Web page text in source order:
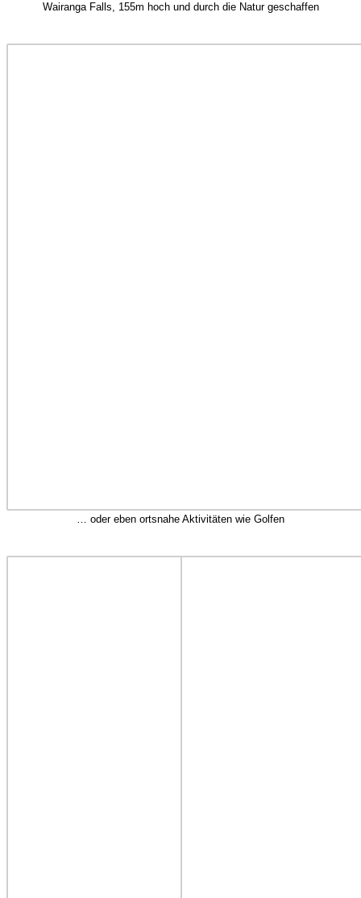
Wairanga Falls, 155m hoch und durch die Natur geschaffen
… oder eben ortsnahe Aktivitäten wie Golfen